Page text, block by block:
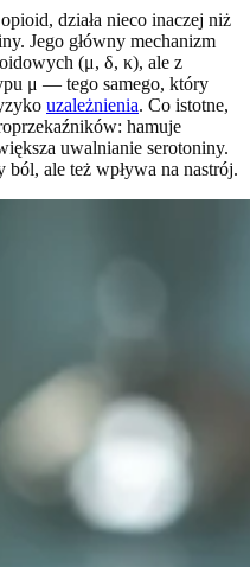
działa nieco inaczej niż
Jego główny mechanizm
(μ, δ, κ), ale z
μ — tego samego, który
uzależnienia. Co istotne,
hamuje
uwalnianie serotoniny.
ale też wpływa na nastrój.